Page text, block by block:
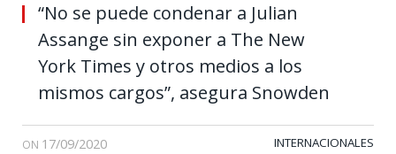
“No se puede condenar a Julian
Assange sin exponer a The New
York Times y otros medios a los
mismos cargos”, asegura Snowden
ON 17/09/2020 INTERNACIONALES